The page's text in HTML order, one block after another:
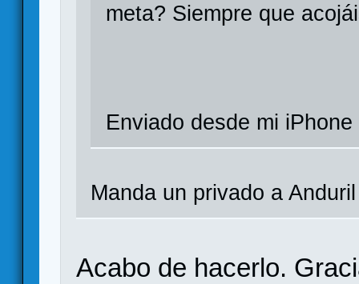
meta? Siempre que
Enviado desde mi
Manda un privado a Anduril
Acabo de hacerlo.